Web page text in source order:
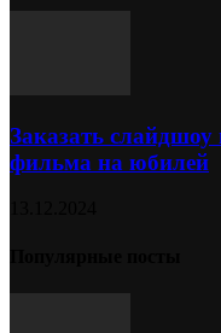
Заказать
фильма на юбилей